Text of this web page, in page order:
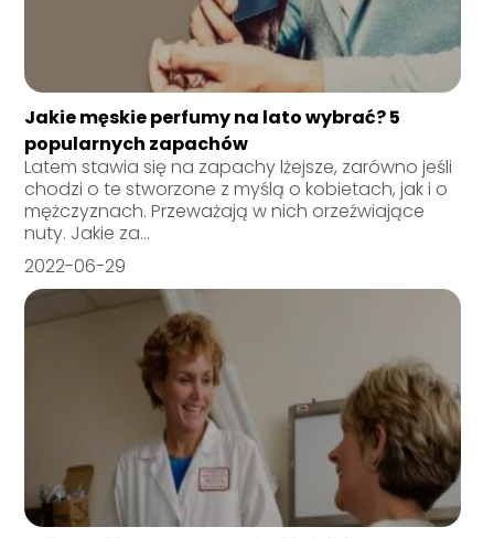
Jakie męskie perfumy na lato wybrać? 5
popularnych zapachów
Latem stawia się na zapachy lżejsze, zarówno jeśli
chodzi o te stworzone z myślą o kobietach, jak i o
mężczyznach. Przeważają w nich orzeźwiające
nuty. Jakie za...
2022-06-29